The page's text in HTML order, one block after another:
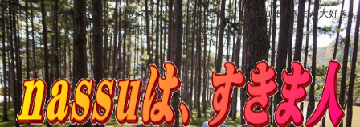
どこにでもあるすきま 埋めても塞がらないすきま nassuはすきまが大好き
です 前立腺全摘手術後壮絶な記録も記録しています